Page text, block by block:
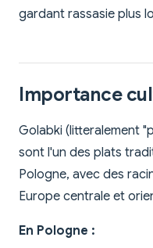
gardant rassasie plus
Importance
Golabki (litteralement
sont l'un des plats
Pologne, avec des
Europe centrale et
En Pologne :